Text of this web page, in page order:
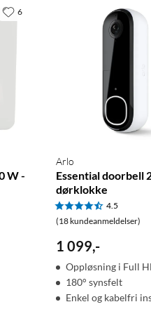
W -
6
Arlo
Essential doorbell
dørklokke
4.5
(18 kundeanmeldelser)
1 099,-
Oppløsning i Full
180° synsfelt
Enkel og kabelfri